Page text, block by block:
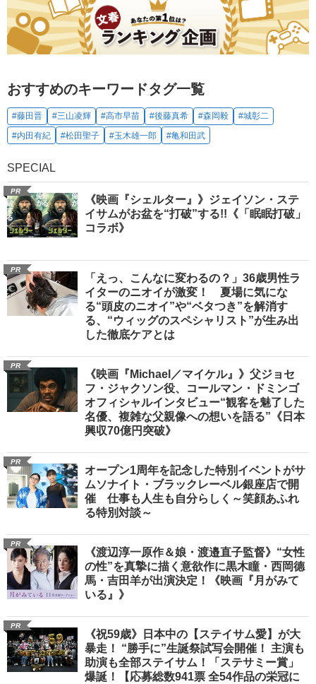
おすすめのキーワードタグ一覧
#藤田晋 #三山凌輝 #高市早苗 #後藤真希 #森岡毅
#城彰二
#内田有紀
#松田聖子 #玉木雄一郎 #亀和田武
SPECIAL
PR
《映画『シェルター』》ジェイソン・ステ
イサムがお盆を“打破”する!!《「眠眠打破」
コラボ》
PR
「えっ、こんなに変わるの？」36歳男性ラ
イターのニオイが激変！ 夏場に気にな
る“頭皮のニオイ”や“ベタつき”を解消す
る、“ウィッグのスペシャリスト”が生み出
した徹底ケアとは
PR
《映画『Michael／マイケル』》父ジョセ
フ・ジャクソン役、コールマン・ドミンゴ
オフィシャルインタビュー“観客を魅了した
名優、複雑な父親像への想いを語る”《日本
興収70億円突破》
PR
オープン1周年を記念した特別イベントがサ
ムソナイト・ブラックレーベル銀座店で開
催 仕事も人生も自分らしく～笑顔あふれ
る特別対談～
PR
《渡辺淳一原作＆娘・渡邉直子監督》“女性
の性”を真摯に描く意欲作に黒木瞳・西岡德
馬・吉田羊が出演決定！《映画『月がみて
いる』》
PR
《祝59歳》日本中の【ステイサム愛】が大
暴走！ “勝手に”生誕祭試写会開催！ 主演も
助演も全部ステイサム！「ステサミー賞」
爆誕！【応募総数941票 全54作品の栄冠に